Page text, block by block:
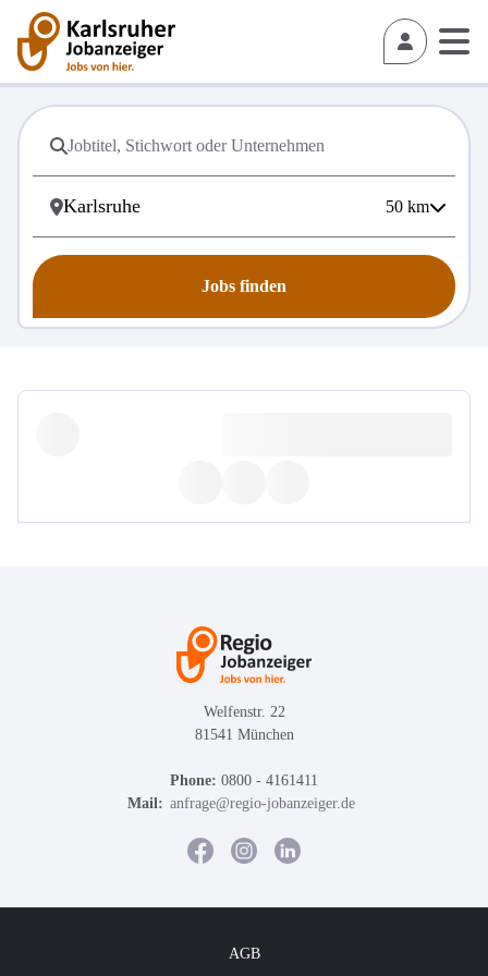
50 km
Jobs finden
Welfenstr. 22
81541 München
Phone: 0800 - 4161411
Mail: anfrage@regio-jobanzeiger.de
AGB